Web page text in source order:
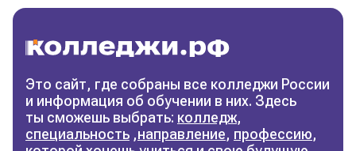
колледж
Фильтры
Сбросить фильтры
Это сайт, где собраны все колледжи России
и информация об обучении в них. Здесь
ты сможешь выбрать: колледж,
специальность ,направление, профессию,